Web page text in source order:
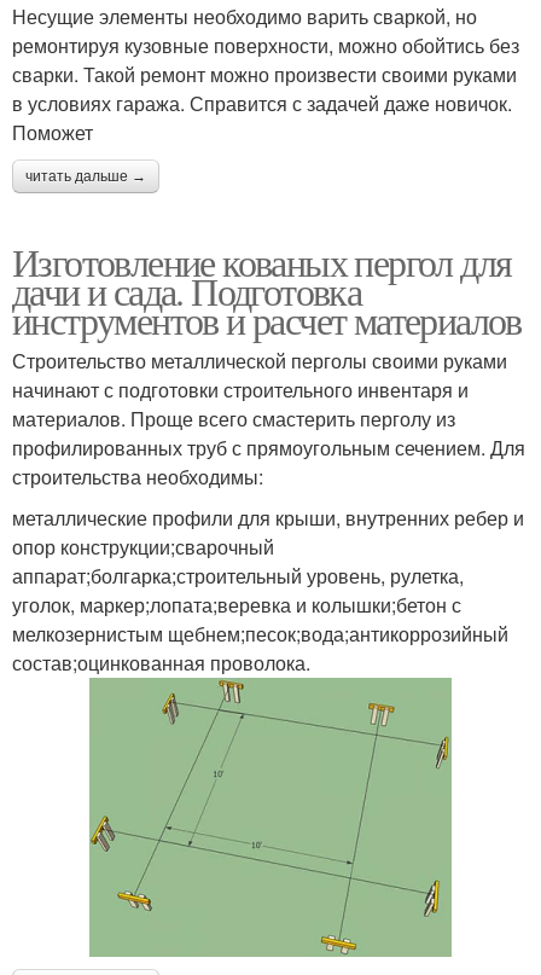
Несущие элементы необходимо варить сваркой, но
ремонтируя кузовные поверхности, можно обойтись без
сварки. Такой ремонт можно произвести своими руками
в условиях гаража. Справится с задачей даже новичок.
Поможет
читать дальше →
Изготовление кованых пергол для
дачи и сада. Подготовка
инструментов и расчет материалов
Строительство металлической перголы своими руками
начинают с подготовки строительного инвентаря и
материалов. Проще всего смастерить перголу из
профилированных труб с прямоугольным сечением. Для
строительства необходимы:
металлические профили для крыши, внутренних ребер и
опор конструкции;сварочный
аппарат;болгарка;строительный уровень, рулетка,
уголок, маркер;лопата;веревка и колышки;бетон с
мелкозернистым щебнем;песок;вода;антикоррозийный
состав;оцинкованная проволока.